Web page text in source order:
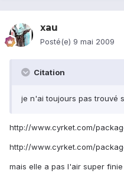
xau
Posté(e) 9 mai 2009
Citation
je n'ai toujours pas trouvé
http://www.cyrket.com/
http://www.cyrket.com/
mais elle a pas l'air super finie